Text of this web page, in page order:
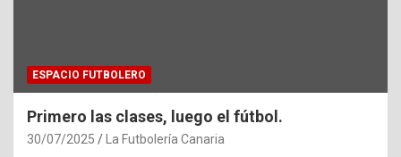
ESPACIO FUTBOLERO
Primero las clases, luego el fútbol.
30/07/2025 La Futbolería Canaria